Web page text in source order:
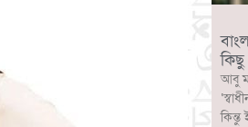
কিছু
আবু
কিন্তু